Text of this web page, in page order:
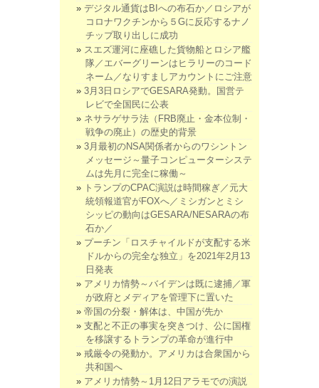
デジタル通貨はBIへの布石か／ロシアが
コロナワクチンから５Gに反応するナノ
チップ取り出しに成功
スエズ運河に座礁した貨物船とロシア艦
隊／エバーグリーンはヒラリーのコード
ネーム／なりすましアカウントにご注意
3月3日ロシアでGESARA発動。国営テ
レビで全国民に公表
ネサラゲサラ法（FRB廃止・金本位制・
戦争の廃止）の歴史的背景
3月最初のNSA関係者からのワシントン
メッセージ～量子コンピューターシステ
ムは先月に完全に稼働～
トランプのCPAC演説は時間稼ぎ／元大
統領報道官がFOXへ／ミシガンとミシ
シッピの動向はGESARA/NESARAの布
石か／
プーチン「ロスチャイルドが支配する米
ドルからの完全な独立」を2021年2月13
日発表
アメリカ情勢～バイデンは既に逮捕／軍
が政府とメディアを管理下に置いた
帝国の分裂・解体は、中国が先か
支配と不正の事実を突きつけ、公に国権
を移譲するトランプの革命が進行中
戒厳令の発動か。アメリカは合衆国から
共和国へ
アメリカ情勢～1月12日アラモでの演説